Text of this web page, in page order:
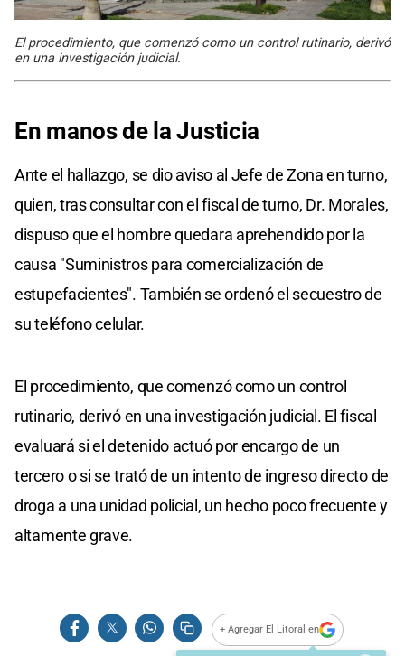
El procedimiento, que comenzó como un control rutinario, derivó
en una investigación judicial.
En manos de la Justicia
Ante el hallazgo, se dio aviso al Jefe de Zona en turno,
quien, tras consultar con el fiscal de turno, Dr. Morales,
dispuso que el hombre quedara aprehendido por la
causa "Suministros para comercialización de
estupefacientes". También se ordenó el secuestro de
su teléfono celular.
El procedimiento, que comenzó como un control
rutinario, derivó en una investigación judicial. El fiscal
evaluará si el detenido actuó por encargo de un
tercero o si se trató de un intento de ingreso directo de
droga a una unidad policial, un hecho poco frecuente y
altamente grave.
+ Agregar El Litoral en